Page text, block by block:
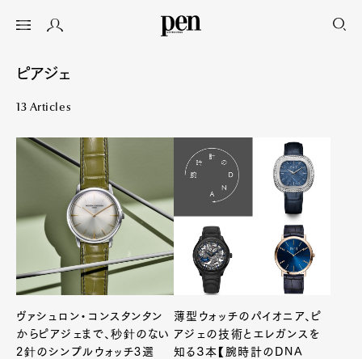
ピアジェ
13 Articles
ヴァシュロン・コンスタンタン
からピアジェまで、秒針のない
2針のシンプルウォッチ3選
薄型ウォッチのパイオニア、ピ
アジェの技術とエレガンスを
知る３本【腕時計のDNA